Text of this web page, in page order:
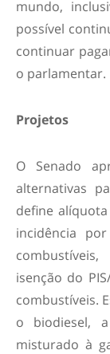
mundo,
possível
continuar
o parlamentar.
Projetos
O Senado
alternativas
define
incidência
isenção do
combustíveis.
o biodiesel,
misturado à